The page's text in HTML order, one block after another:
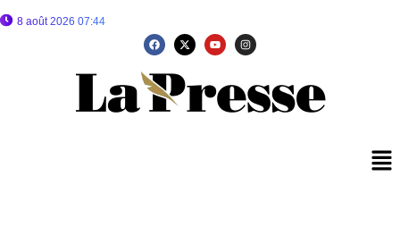
8 août 2026 07:44